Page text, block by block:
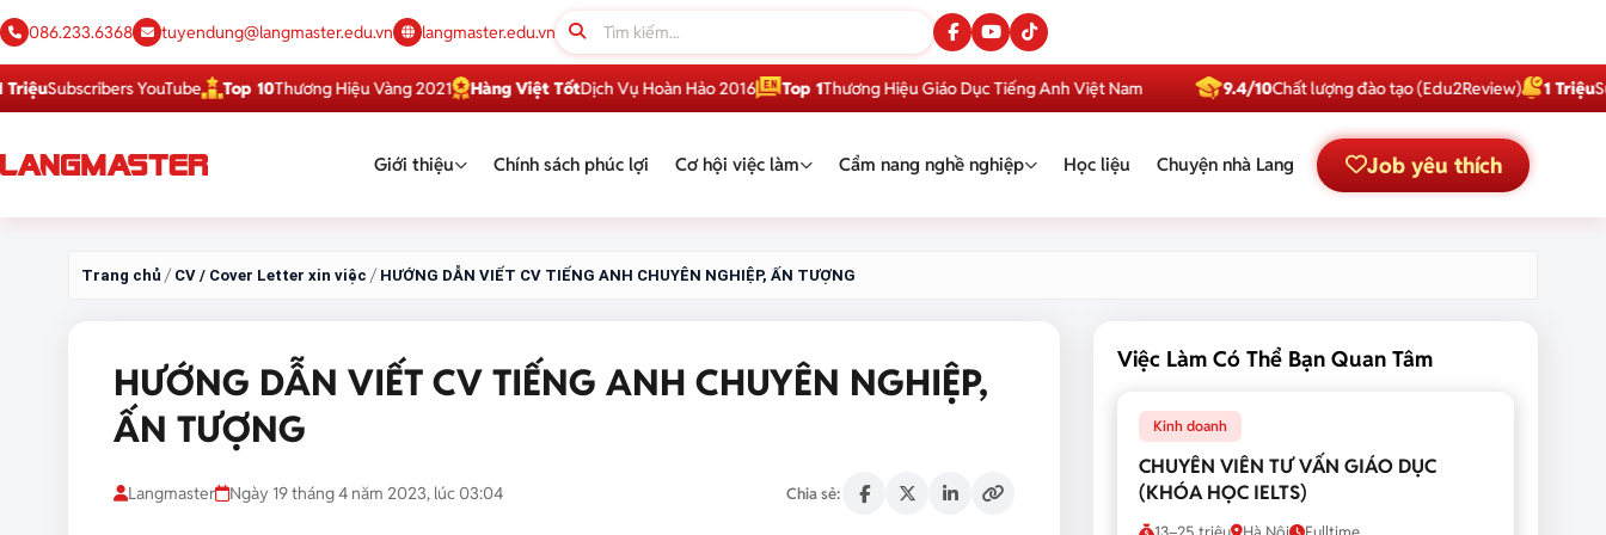
086.233.6368 tuyendung@langmaster.edu.vn langmaster.edu.vn
YouTube Top 10Thương Hiệu Vàng 2021 Hàng Việt TốtDịch Vụ Hoàn Hảo 2016 Top 1Thương Hiệu Giáo Dục Tiếng Anh Việt Nam 9.4/10Chất lượng đào tạo (Edu2Review) 1 Triệu
Giới thiệu Chính sách phúc lợi Cơ hội việc làm Cẩm nang nghề nghiệp Học liệu Chuyện nhà Lang Job yêu thích
Trang chủ / CV / Cover Letter xin việc / HƯỚNG DẪN VIẾT CV TIẾNG ANH CHUYÊN NGHIỆP, ẤN TƯỢNG
HƯỚNG DẪN VIẾT CV TIẾNG ANH CHUYÊN NGHIỆP,
ẤN TƯỢNG
Langmaster Ngày 19 tháng 4 năm 2023, lúc 03:04 Chia sẻ:
Việc Làm Có Thể Bạn Quan Tâm
Kinh doanh
CHUYÊN VIÊN TƯ VẤN GIÁO DỤC
(KHÓA HỌC IELTS)